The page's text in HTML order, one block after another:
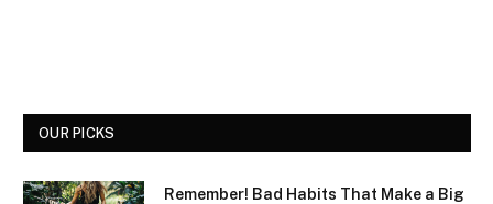
OUR PICKS
Remember! Bad Habits That Make a Big